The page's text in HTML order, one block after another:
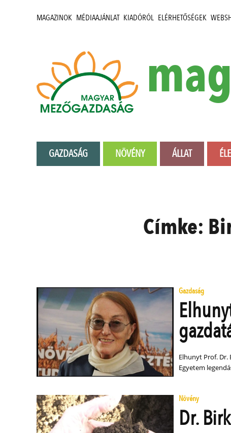
MAGAZINOK MÉDIAAJÁNLAT KIADÓRÓL ELÉRHETŐSÉGEK
GAZDASÁG NÖVÉNY ÁLLAT
Címke:
Gazdaság
Elhunyt Prof.
Egyetem
Növény
Dr.